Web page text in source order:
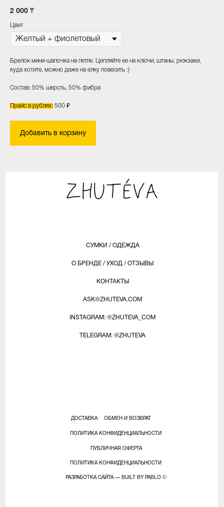
2 000 ₸
Цвет
Брелок мини-шапочка на петле. Цепляйте ее на ключи, штаны, рюкзаки,
куда хотите, можно даже на елку повесить :)
Состав: 50% шерсть, 50% фибра
Прайс в рублях: 500 ₽
Добавить в корзину
СУМКИ / ОДЕЖДА
О БРЕНДЕ / УХОД / ОТЗЫВЫ
КОНТАКТЫ
ASK@ZHUTEVA.COM
INSTAGRAM: @ZHUTEVA _COM
TELEGRAM: @ZHUTEVA
ДОСТАВКА ОБМЕН И ВОЗВРАТ
ПУБЛИЧНАЯ ОФЕРТА
ПОЛИТИКА КОНФИДЕНЦИАЛЬНОСТИ
ПОЛИТИКА КОНФИДЕНЦИАЛЬНОСТИ
РАЗРАБОТКА САЙТА — BUILT BY PABLO ©